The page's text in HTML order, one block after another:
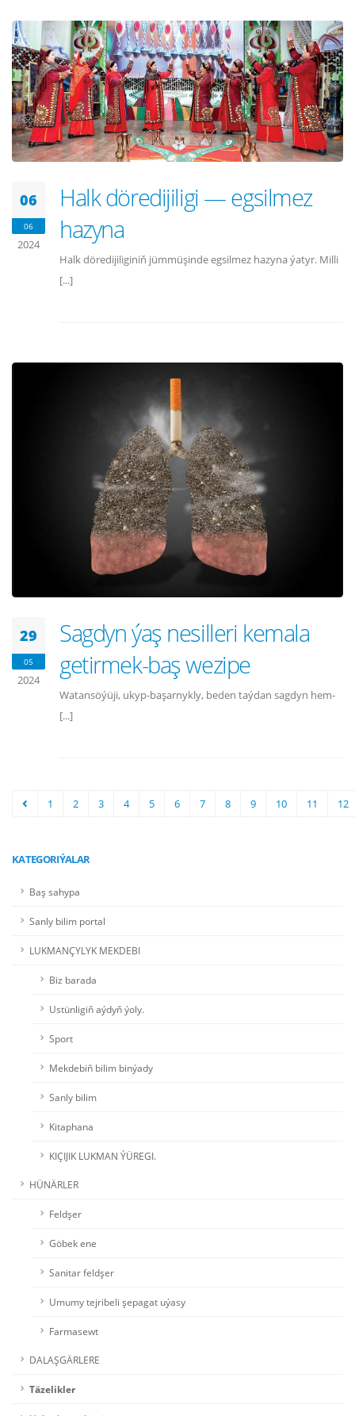
06
06
2024
Halk döredijiligi — egsilmez
hazyna
Halk döredijiliginiň jümmüşinde egsilmez hazyna ýatyr. Milli
[...]
29
05
2024
Sagdyn ýaş nesilleri kemala
getirmek-baş wezipe
Watansöýüji, ukyp-başarnykly, beden taýdan sagdyn hem-
[...]
1 2 3 4 5 6 7 8 9 10 11 12
KATEGORIÝALAR
Baş sahypa
Sanly bilim portal
LUKMANÇYLYK MEKDEBI
Biz barada
Ustünligiň aýdyň ýoly.
Sport
Mekdebiň bilim binýady
Sanly bilim
Kitaphana
KIÇIJIK LUKMAN ÝÜREGI.
HÜNÄRLER
Feldşer
Göbek ene
Sanitar feldşer
Umumy tejribeli şepagat uýasy
Farmasewt
DALAŞGÄRLERE
Täzelikler